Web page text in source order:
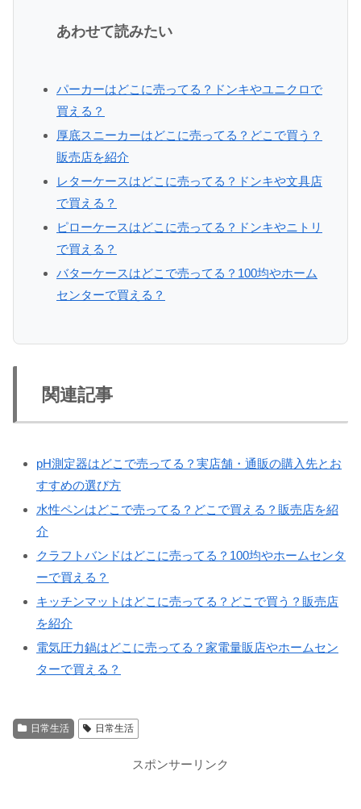
あわせて読みたい
パーカーはどこに売ってる？ドンキやユニクロで
買える？
厚底スニーカーはどこに売ってる？どこで買う？
販売店を紹介
レターケースはどこに売ってる？ドンキや文具店
で買える？
ピローケースはどこに売ってる？ドンキやニトリ
で買える？
バターケースはどこで売ってる？100均やホーム
センターで買える？
関連記事
pH測定器はどこで売ってる？実店舗・通販の購入先とお
すすめの選び方
水性ペンはどこで売ってる？どこで買える？販売店を紹
介
クラフトバンドはどこに売ってる？100均やホームセンタ
ーで買える？
キッチンマットはどこに売ってる？どこで買う？販売店
を紹介
電気圧力鍋はどこに売ってる？家電量販店やホームセン
ターで買える？
日常生活 日常生活
スポンサーリンク